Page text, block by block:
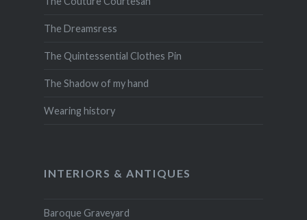
The Dreamsress
The Quintessential Clothes Pin
The Shadow of my hand
Wearing history
INTERIORS & ANTIQUES
Baroque Graveyard